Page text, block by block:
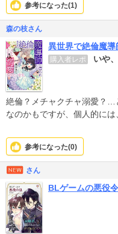
参考になった(1)
森の枝さん
購入者レポ いや
絶倫？メチャクチャ溺愛？…
なのかもですが、個人的に
り見当たりませんでした。
せんが、全体的に浅く軽いお
わせの終わり方に持ってい
女の子は年齢のわりに幼い
参考になった(0)
さん